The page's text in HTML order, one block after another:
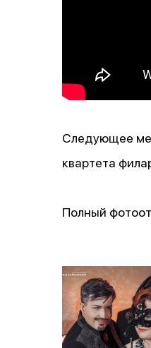
Следующее
квартета
Полный